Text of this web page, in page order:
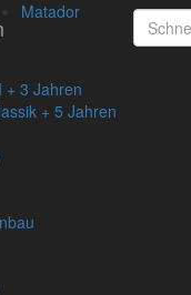
Matador
+ 3 Jahren
+ 5 Jahren